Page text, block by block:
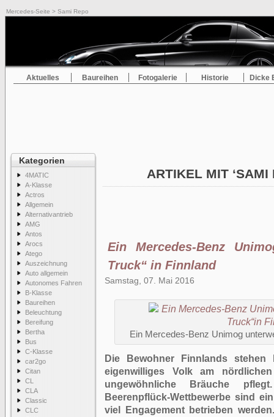
Mercedes-Seite > Sami Repo
Aktuelles Baureihen Fotogalerie Historie Dicke
Kategorien
4MATIC
A-Klasse
Actros
Allgemein
Alternativantrieb
AMG
Antos
Arocs
Atego
Auszeichnung
Auto allgemein
Autonomes Fahren
B-Klasse
Baureihen
Beleuchtung
Bereifung
Bertha
Bus
C-Klasse
car2go
Citan
CL
CLA
Classic
CLC
ARTIKEL MIT ‘SAMI
Ein Mercedes-Benz
Truck“ in Finnland
Samstag, 07. Mai 2016
Ein Mercedes-Benz Unimog
Die Bewohner Finnlands
eigenwilliges Volk am
ungewöhnliche Bräuche
Beerenpflück-Wettbewerbe sind
viel Engagement betrieben